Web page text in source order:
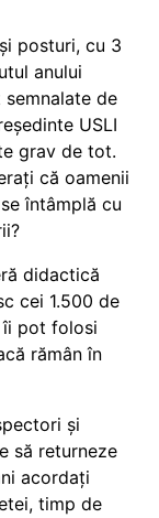
posturi, cu 3
anului
de
USLI
grav de tot.
că oamenii
întâmplă cu
didactică
cei 1.500 de
îi pot folosi
rămân în
și
să returneze
acordați
timp de